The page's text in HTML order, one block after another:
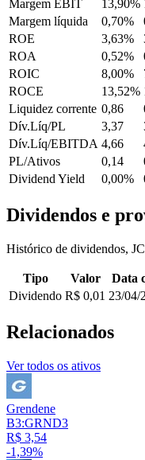
Margem EBIT 13,90%
Margem líquida
0,70%
ROE
3,63%
ROA
0,52%
ROIC
8,00%
ROCE
13,52%
Liquidez corrente 0,86
Dív.Líq/PL
3,37
Dív.Líq/EBITDA 4,66
PL/Ativos
0,14
Dividend Yield
0,00%
Dividendos e
Histórico de dividendos,
Tipo Valor Data
Dividendo R$ 0,01 23/04/
Relacionados
Ver todos os ativos
Grendene
B3:GRND3
R$ 3,54
-1,39%